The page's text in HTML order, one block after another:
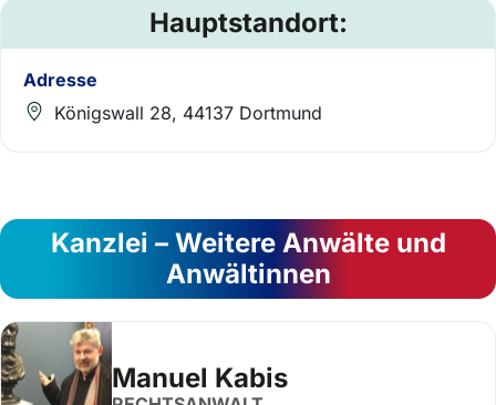
Hauptstandort:
Adresse
Königswall 28, 44137 Dortmund
Kanzlei – Weitere Anwälte und
Anwältinnen
Manuel Kabis